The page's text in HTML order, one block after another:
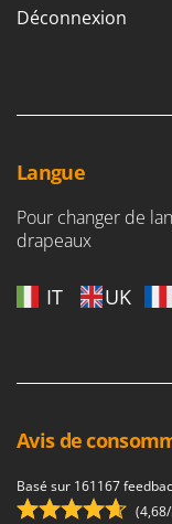
Déconnexion
Langue
Pour changer de
drapeaux
IT UK
Avis de
Basé sur 161167